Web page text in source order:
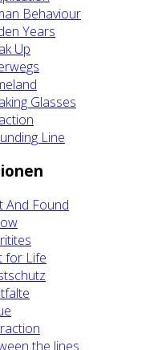
Beha­viour
Years
Up
Glas­ses
Line
Found
for Life
the lines